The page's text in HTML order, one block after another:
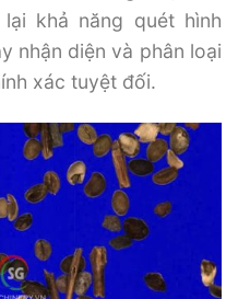
khả năng quét hình
nhận diện và phân loại
xác tuyệt đối.